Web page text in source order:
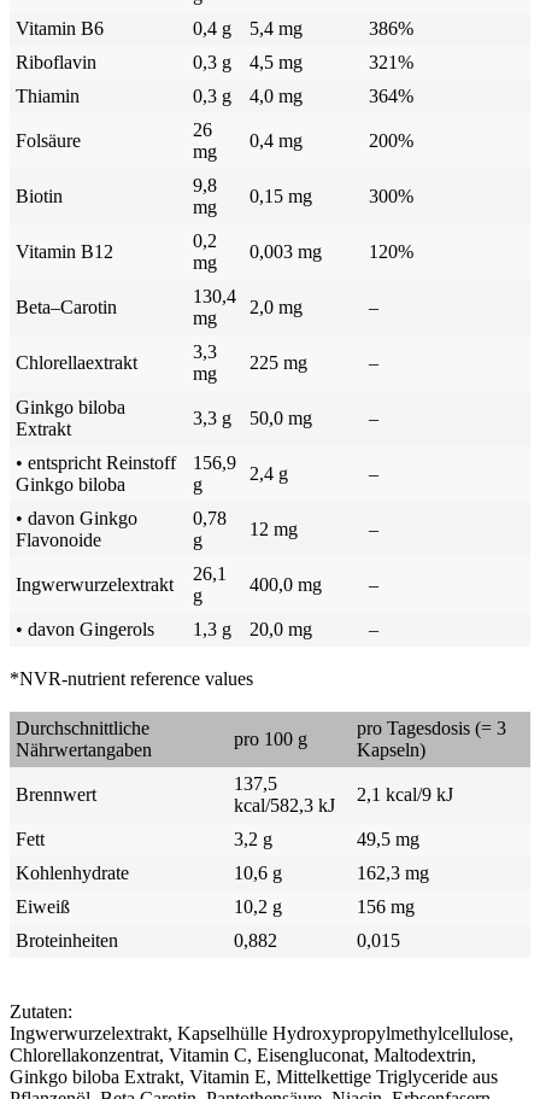
Vitamin B6 0,4 g 5,4 mg
386%
Riboflavin
0,3 g 4,5 mg
321%
Thiamin
0,3 g 4,0 mg 364%
Folsäure
26
mg
0,4 mg 200%
Biotin
9,8
mg
0,15 mg 300%
Vitamin B12
0,2
mg
0,003 mg 120%
Beta–Carotin
130,4
mg
2,0 mg –
Chlorellaextrakt
3,3
mg
225 mg –
Ginkgo biloba
Extrakt
3,3 g 50,0 mg –
• entspricht Reinstoff
Ginkgo biloba
156,9
g
2,4 g –
• davon Ginkgo
Flavonoide
0,78
g
12 mg –
Ingwerwurzelextrakt
26,1
g
400,0 mg –
• davon Gingerols 1,3 g 20,0 mg –
*NVR-nutrient reference values
Durchschnittliche
Nährwertangaben
pro 100 g
pro Tagesdosis (= 3
Kapseln)
Brennwert
137,5
kcal/582,3 kJ
2,1 kcal/9 kJ
Fett 3,2 g
49,5 mg
Kohlenhydrate
10,6 g
162,3 mg
Eiweiß
10,2 g
156 mg
Broteinheiten
0,882 0,015
Zutaten:
Ingwerwurzelextrakt, Kapselhülle Hydroxypropylmethylcellulose,
Chlorellakonzentrat, Vitamin C, Eisengluconat, Maltodextrin,
Ginkgo biloba Extrakt, Vitamin E, Mittelkettige Triglyceride aus